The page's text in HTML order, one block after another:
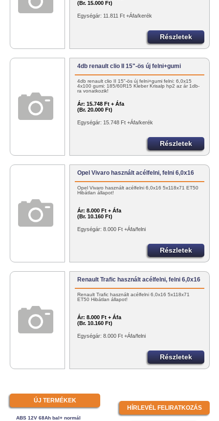
(Br. 15.000 Ft)
Egységár: 11.811 Ft +Áfa/kerék
Részletek
4db renault clio II 15"-ös új felni+gumi
4db renault clio II 15"-ös új felni+gumi felni: 6,0x15
4x100 gumi: 185/60R15 Kleber Krisalp hp2 az ár 1db-
ra vonatkozik!
Ár: 15.748 Ft + Áfa
(Br. 20.000 Ft)
Egységár: 15.748 Ft +Áfa/kerék
Részletek
Opel Vivaro használt acélfelni, felni 6,0x16
Opel Vivaro használt acélfelni 6,0x16 5x118x71 ET50
Hibátlan állapot!
Ár: 8.000 Ft + Áfa
(Br. 10.160 Ft)
Egységár: 8.000 Ft +Áfa/felni
Részletek
Renault Trafic használt acélfelni, felni 6,0x16
Renault Trafic használt acélfelni 6,0x16 5x118x71
ET50 Hibátlan állapot!
Ár: 8.000 Ft + Áfa
(Br. 10.160 Ft)
Egységár: 8.000 Ft +Áfa/felni
Részletek
ÚJ TERMÉKEK
ABS 12V 68Ah bal+ normál
HÍRLEVÉL FELIRATKOZÁS